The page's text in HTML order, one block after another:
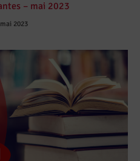
– mai 2023
2023